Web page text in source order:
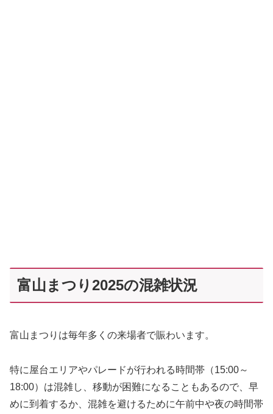
富山まつり2025の混雑状況
富山まつりは毎年多くの来場者で賑わいます。
特に屋台エリアやパレードが行われる時間帯（15:00～
18:00）は混雑し、移動が困難になることもあるので、早
めに到着するか、混雑を避けるために午前中や夜の時間帯